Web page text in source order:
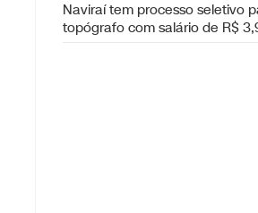
Naviraí tem processo seletivo
topógrafo com salário de R$